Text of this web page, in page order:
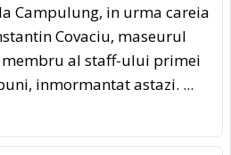
Campulung, in urma careia
Covaciu, maseurul
membru al staff-ului primei
inmormantat astazi. ...